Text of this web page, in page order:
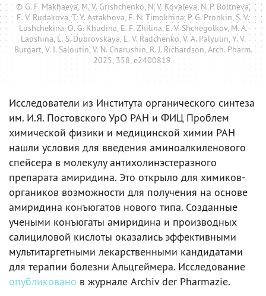
© G. F. Makhaeva, M. V. Grishchenko, N. V. Kovaleva, N. P. Boltneva,
E. V. Rudakova, T. Y. Astakhova, E. N. Timokhina, P. G. Pronkin, S. V.
Lushchekina, O. G. Khudina, E. F. Zhilina, E. V. Shchegolkov, M. A.
Lapshina, E. S. Dubrovskaya, E. V. Radchenko, V. A. Palyulin, Y. V.
Burgart, V. I. Saloutin, V. N. Charushin, R. J. Richardson, Arch. Pharm.
2025, 358, e2400819.
Исследователи из Института органического синтеза
им. И.Я. Постовского УрО РАН и ФИЦ Проблем
химической физики и медицинской химии РАН
нашли условия для введения аминоалкиленового
спейсера в молекулу антихолинэстеразного
препарата амиридина. Это открыло для химиков-
органиков возможности для получения на основе
амиридина конъюгатов нового типа. Созданные
учеными конъюгаты амиридина и производных
салициловой кислоты оказались эффективными
мультитаргетными лекарственными кандидатами
для терапии болезни Альцгеймера. Исследование
опубликовано в журнале Archiv der Pharmazie.